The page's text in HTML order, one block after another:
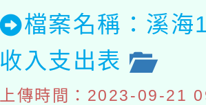
檔案名稱：溪海
收入支出表
上傳時間：2023-09-21